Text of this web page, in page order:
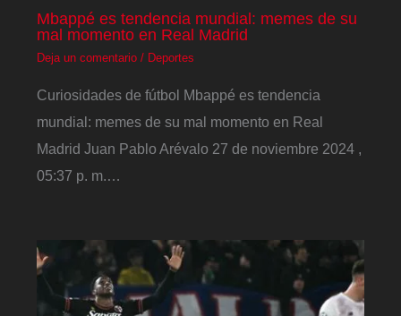
Mbappé es tendencia mundial: memes de su
mal momento en Real Madrid
Deja un comentario / Deportes
Curiosidades de fútbol Mbappé es tendencia
mundial: memes de su mal momento en Real
Madrid Juan Pablo Arévalo 27 de noviembre 2024 ,
05:37 p. m.…